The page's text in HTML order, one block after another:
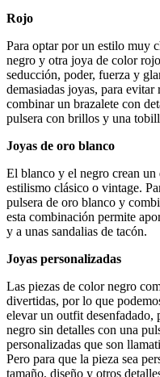
Rojo
Para optar por un estilo muy
negro y otra joya de color
seducción, poder, fuerza y
demasiadas joyas, para
combinar un brazalete con
pulsera con brillos y una
Joyas de oro blanco
El blanco y el negro crean un
estilismo clásico o vintage.
pulsera de oro blanco y
esta combinación permite
y a unas sandalias de tacón.
Joyas personalizadas
Las piezas de color negro
divertidas, por lo que
elevar un outfit
negro sin detalles con una
personalizadas que son
Pero para que la pieza sea
tamaño, diseño y otros